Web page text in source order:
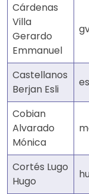
Cárdenas
Villa
Gerardo
Emmanuel
Castellanos
Berjan Esli
Cobian
Alvarado
Mónica
Cortés Lugo
Hugo